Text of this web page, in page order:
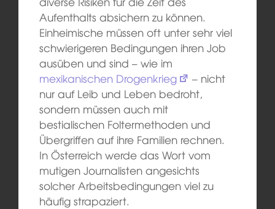
Aufenthalts absichern zu können.
Einheimische müssen oft unter sehr viel
schwierigeren Bedingungen ihren Job
ausüben und sind – wie im
mexikanischen Drogenkrieg
– nicht
nur auf Leib und Leben bedroht,
sondern müssen auch mit
bestialischen Foltermethoden und
Übergriffen auf ihre Familien rechnen.
In Österreich werde das Wort vom
mutigen Journalisten angesichts
solcher Arbeitsbedingungen viel zu
häufig strapaziert.